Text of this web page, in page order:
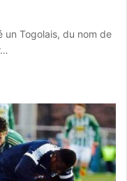
un Togolais, du nom de